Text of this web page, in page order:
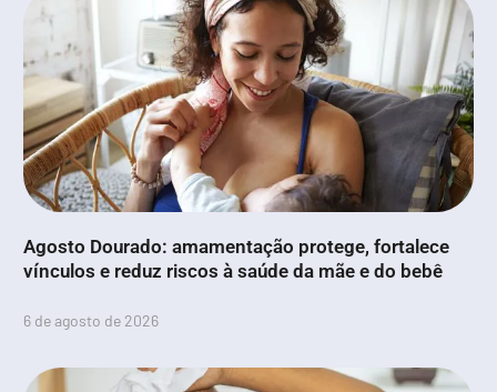
Agosto Dourado: amamentação protege, fortalece
vínculos e reduz riscos à saúde da mãe e do bebê
6 de agosto de 2026